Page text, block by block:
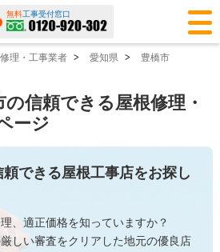
無料工事受付窓口
理・工事業者 > 愛知県 > 豊橋市
信頼できる屋根修理・
ージ
できる屋根工事店をお探し
、適正価格を知っていますか？
しい審査をクリアした地元の優良店